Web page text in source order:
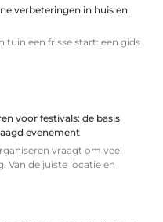
verbeteringen in huis en
tuin een frisse start: een gids
voor festivals: de basis
evenement
vraagt om veel
Van de juiste locatie en